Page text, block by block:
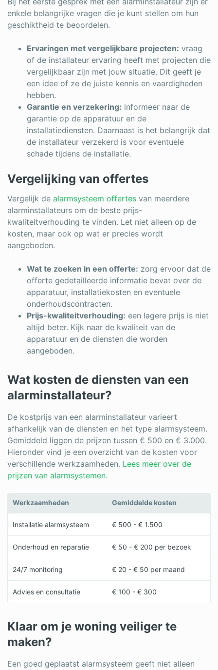
enkele belangrijke vragen die je kunt stellen om hun
geschiktheid te beoordelen.
Ervaringen met vergelijkbare projecten: vraag
of de installateur ervaring heeft met projecten die
vergelijkbaar zijn met jouw situatie. Dit geeft je
een idee of ze de juiste kennis en vaardigheden
hebben.
Garantie en verzekering: informeer naar de
garantie op de apparatuur en de
installatiediensten. Daarnaast is het belangrijk dat
de installateur verzekerd is voor eventuele
schade tijdens de installatie.
Vergelijking van offertes
Vergelijk de alarmsysteem offertes van meerdere
alarminstallateurs om de beste prijs-
kwaliteitverhouding te vinden. Let niet alleen op de
kosten, maar ook op wat er precies wordt
aangeboden.
Wat te zoeken in een offerte: zorg ervoor dat de
offerte gedetailleerde informatie bevat over de
apparatuur, installatiekosten en eventuele
onderhoudscontracten.
Prijs-kwaliteitverhouding: een lagere prijs is niet
altijd beter. Kijk naar de kwaliteit van de
apparatuur en de diensten die worden
aangeboden.
Wat kosten de diensten van een
alarminstallateur?
De kostprijs van een alarminstallateur varieert
afhankelijk van de diensten en het type alarmsysteem.
Gemiddeld liggen de prijzen tussen € 500 en € 3.000.
Hieronder vind je een overzicht van de kosten voor
verschillende werkzaamheden. Lees meer over de
prijzen van alarmsystemen.
Werkzaamheden Gemiddelde kosten
Installatie alarmsysteem € 500 - € 1.500
Onderhoud en reparatie € 50 - € 200 per bezoek
24/7 monitoring € 20 - € 50 per maand
Advies en consultatie € 100 - € 300
Klaar om je woning veiliger te
maken?
Een goed geplaatst alarmsysteem geeft niet alleen